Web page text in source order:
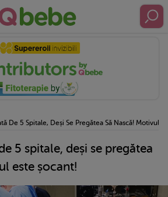
De 5 Spitale, Deși Se Pregătea Să Nască! Motivul
5 spitale, deși se pregătea
este șocant!